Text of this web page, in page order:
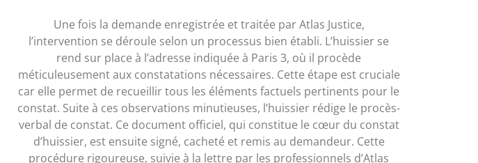
Une fois la demande enregistrée et traitée par Atlas Justice,
l’intervention se déroule selon un processus bien établi. L’huissier se
rend sur place à l’adresse indiquée à Paris 3, où il procède
méticuleusement aux constatations nécessaires. Cette étape est cruciale
car elle permet de recueillir tous les éléments factuels pertinents pour le
constat. Suite à ces observations minutieuses, l’huissier rédige le procès-
verbal de constat. Ce document officiel, qui constitue le cœur du constat
d’huissier, est ensuite signé, cacheté et remis au demandeur. Cette
procédure rigoureuse, suivie à la lettre par les professionnels d’Atlas